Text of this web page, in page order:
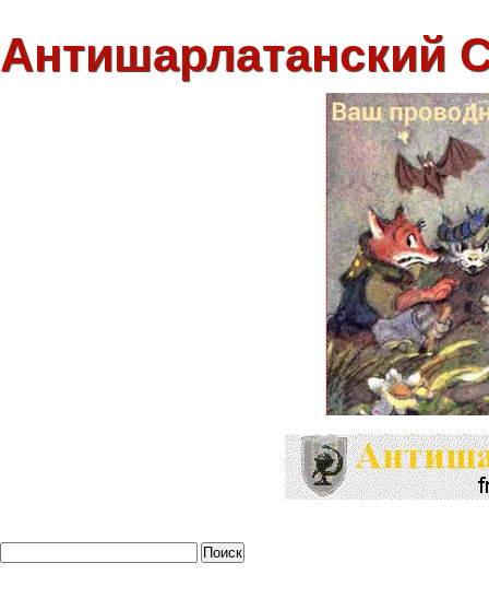
Антишарлатанский